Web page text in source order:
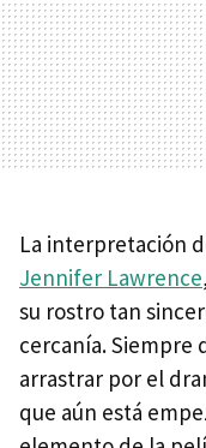
La interpretación
Jennifer Lawrence
su rostro tan
cercanía. Siempre
arrastrar por el
que aún está